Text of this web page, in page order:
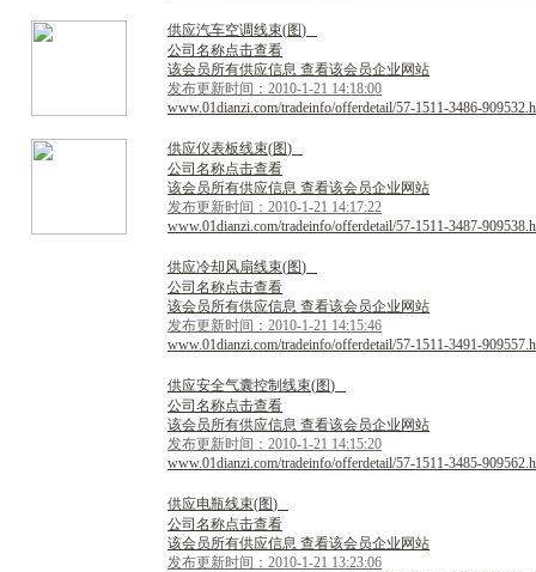
供应汽车空调线束(图)
公司名称点击查看
该会员所有供应信息 查看该会员企业网站
发布更新时间：2010-1-21 14:18:00
www.01dianzi.com/tradeinfo/offerdetail/57-1511-3486-
供应仪表板线束(图)
公司名称点击查看
该会员所有供应信息 查看该会员企业网站
发布更新时间：2010-1-21 14:17:22
www.01dianzi.com/tradeinfo/offerdetail/57-1511-3487-
供应冷却风扇线束(图)
公司名称点击查看
该会员所有供应信息 查看该会员企业网站
发布更新时间：2010-1-21 14:15:46
www.01dianzi.com/tradeinfo/offerdetail/57-1511-3491-
供应安全气囊控制 线束(图)
公司名称点击查看
该会员所有供应信息 查看该会员企业网站
发布更新时间：2010-1-21 14:15:20
www.01dianzi.com/tradeinfo/offerdetail/57-1511-3485-
供应电瓶线束(图)
公司名称点击查看
该会员所有供应信息 查看该会员企业网站
发布更新时间：2010-1-21 13:23:06